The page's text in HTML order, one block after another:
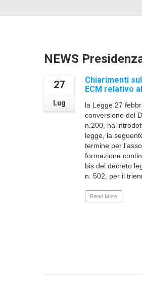
NEWS
27
Lug
Chiarimenti
ECM relativo
la Legge 27
conversione del
n.200, ha
legge, la
termine per
formazione
bis del decreto
n. 502, per il
Read More